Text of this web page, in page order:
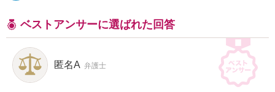
ベストアンサーに選ばれた回答
匿名A 弁護士